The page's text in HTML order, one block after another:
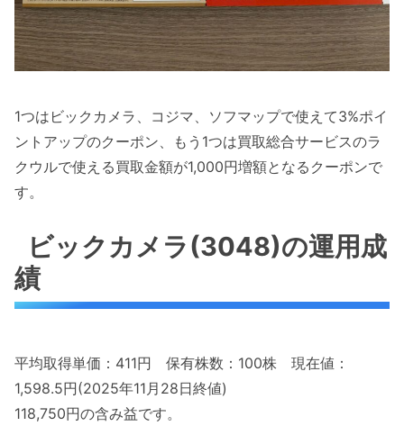
1つはビックカメラ、コジマ、ソフマップで使えて3%ポイ
ントアップのクーポン、もう1つは買取総合サービスのラ
クウルで使える買取金額が1,000円増額となるクーポンで
す。
ビックカメラ(3048)の運用成
績
平均取得単価：411円 保有株数：100株 現在値：
1,598.5円(2025年11月28日終値)
118,750円の含み益です。